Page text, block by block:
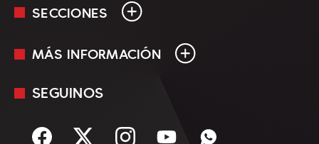
SECCIONES
En Vivo
Sociedad
MÁS INFORMACIÓN
Mediakit
Términos y condiciones
SEGUINOS